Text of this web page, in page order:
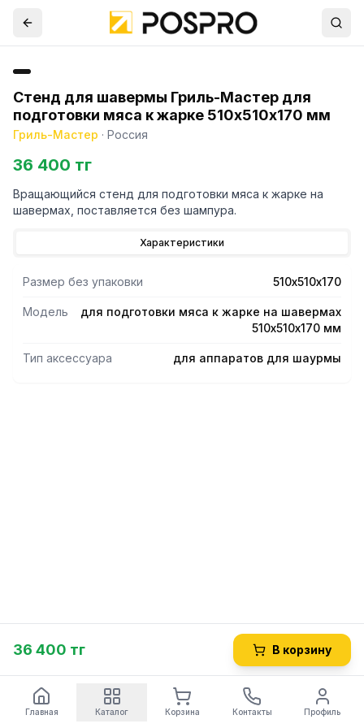
Стенд для шавермы Гриль-Мастер для
подготовки мяса к жарке 510х510х170 мм
Гриль-Мастер · Россия
36 400 тг
Вращающийся стенд для подготовки мяса к жарке на
шавермах, поставляется без шампура.
Характеристики
Размер без упаковки 510х510х170
Модель
для подготовки мяса к жарке на шавермах
510х510х170 мм
Тип аксессуара для аппаратов для шаурмы
36 400 тг В корзину
Главная Каталог Корзина Контакты Профиль